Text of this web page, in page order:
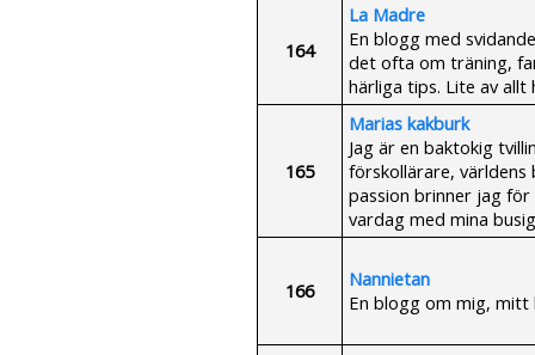
164
La Madre
En blogg med
det ofta om träning,
härliga tips. Lite av allt
165
Marias kakburk
Jag är en baktokig
förskollärare,
passion brinner jag
vardag med mina
166
Nannietan
En blogg om mig, mitt